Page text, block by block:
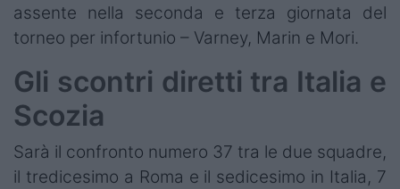
assente nella seconda e terza giornata del
torneo per infortunio – Varney, Marin e Mori.
Gli scontri diretti tra Italia e
Scozia
Sarà il confronto numero 37 tra le due squadre,
il tredicesimo a Roma e il sedicesimo in Italia, 7